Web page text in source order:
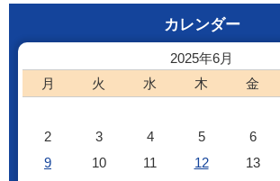
カレンダー
2025年6月
月
火 水 木 金
2
3 4 5 6
9
10 11 12 13